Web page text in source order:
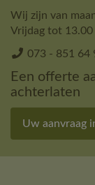
Wij zijn van
Vrijdag tot 13.00
073 - 851 64
Een offerte
achterlaten
Uw aanvraag